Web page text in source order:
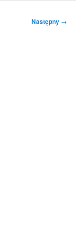
Następny →